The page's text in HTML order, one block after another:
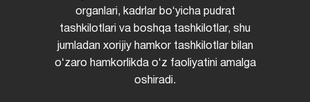
organlari, kadrlar boʻyicha pudrat
tashkilotlari va boshqa tashkilotlar, shu
jumladan xorijiy hamkor tashkilotlar bilan
oʻzaro hamkorlikda oʻz faoliyatini amalga
oshiradi.